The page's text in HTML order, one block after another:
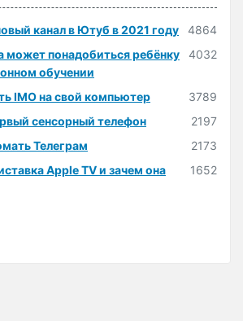
канал в Ютуб в 2021 году
4864
может понадобиться ребёнку
обучении
4032
IMO на свой компьютер
3789
сенсорный телефон
2197
Телеграм
2173
Apple TV и зачем она
1652